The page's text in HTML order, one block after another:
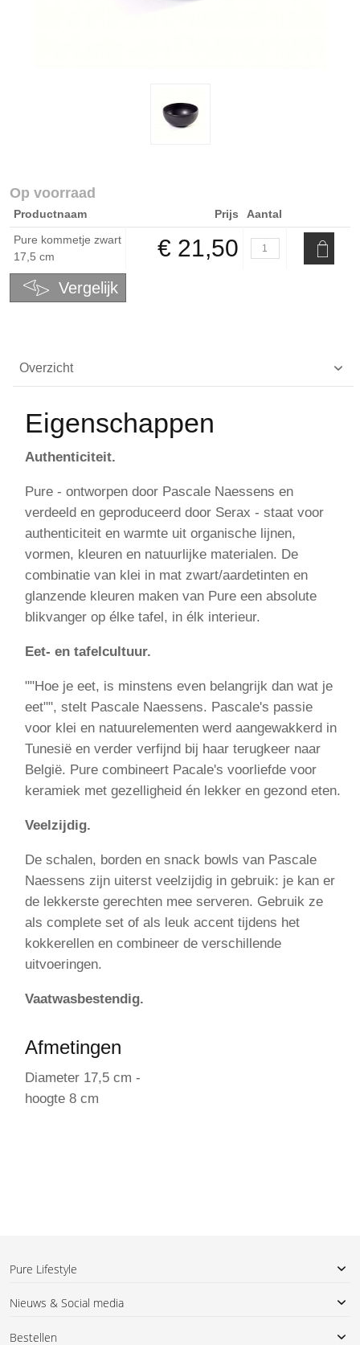
Op voorraad
Productnaam Prijs
Aantal
Pure kommetje zwart
17,5 cm
€ 21,50
Vergelijk
Overzicht
Eigenschappen
Authenticiteit.
Pure - ontworpen door Pascale Naessens en
verdeeld en geproduceerd door Serax - staat voor
authenticiteit en warmte uit organische lijnen,
vormen, kleuren en natuurlijke materialen. De
combinatie van klei in mat zwart/aardetinten en
glanzende kleuren maken van Pure een absolute
blikvanger op élke tafel, in élk interieur.
Eet- en tafelcultuur.
""Hoe je eet, is minstens even belangrijk dan wat je
eet"", stelt Pascale Naessens. Pascale's passie
voor klei en natuurelementen werd aangewakkerd in
Tunesië en verder verfijnd bij haar terugkeer naar
België. Pure combineert Pacale's voorliefde voor
keramiek met gezelligheid én lekker en gezond eten.
Veelzijdig.
De schalen, borden en snack bowls van Pascale
Naessens zijn uiterst veelzijdig in gebruik: je kan er
de lekkerste gerechten mee serveren. Gebruik ze
als complete set of als leuk accent tijdens het
kokkerellen en combineer de verschillende
uitvoeringen.
Vaatwasbestendig.
Afmetingen
Diameter 17,5 cm -
hoogte 8 cm
Pure Lifestyle
Nieuws & Social media
Bestellen